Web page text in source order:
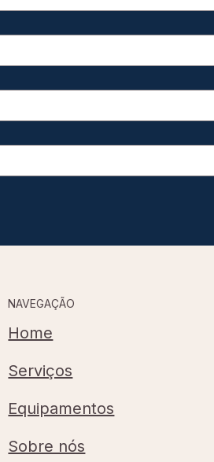
NAVEGAÇÃO
Home
Serviços
Equipamentos
Sobre nós